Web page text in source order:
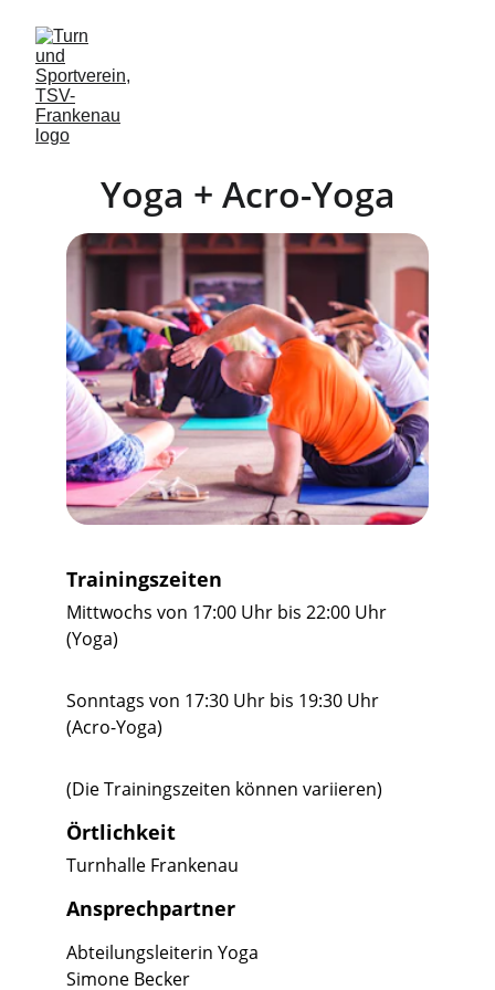
Yoga + Acro-Yoga
Trainingszeiten
Mittwochs von 17:00 Uhr bis 22:00 Uhr
(Yoga)
Sonntags von 17:30 Uhr bis 19:30 Uhr
(Acro-Yoga)
(Die Trainingszeiten können variieren)
Örtlichkeit
Turnhalle Frankenau
Ansprechpartner
Abteilungsleiterin Yoga
Simone Becker